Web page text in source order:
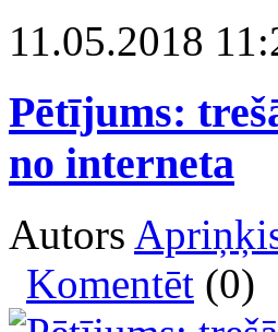
11.05.2018
Pētījums:
no interneta
Autors
Komentēt (0)